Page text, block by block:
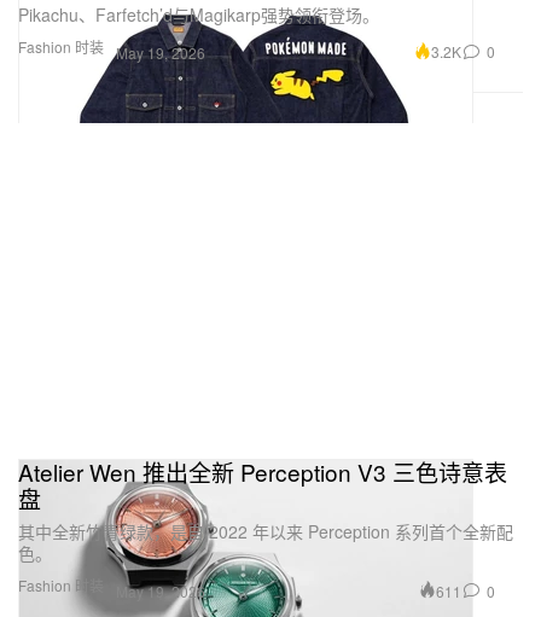
Fashion 时装
Pikachu、Farfetch’d与Magikarp强势领衔登场。
May 19, 2026 3.2K 0
Fashion 时装
Atelier Wen 推出全新 Perception V3 三色诗意表
盘
其中全新竹青绿款，是自 2022 年以来 Perception 系列首个全新配
色。
May 19, 2026 611 0